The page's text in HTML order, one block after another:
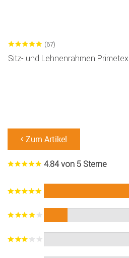
(67)
Sitz- und Lehnenrahmen Primetex
Zum Artikel
4.84 von 5 Sterne